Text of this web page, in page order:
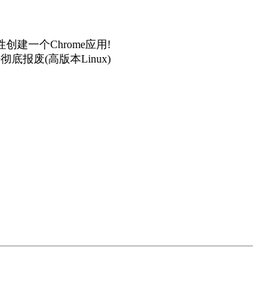
创建一个Chrome应用!
底报废(高版本Linux)